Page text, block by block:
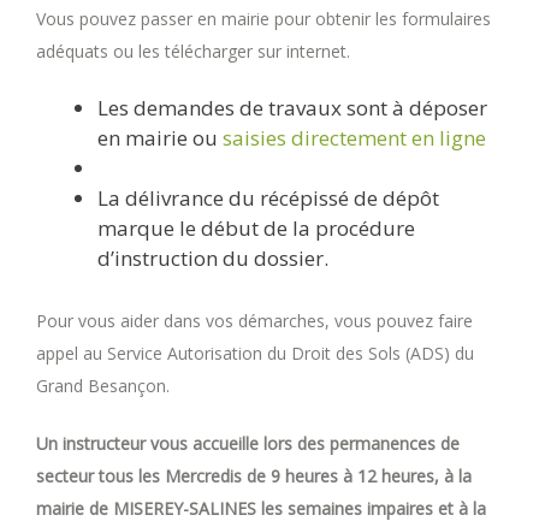
Vous pouvez passer en mairie pour obtenir les formulaires
adéquats ou les télécharger sur internet.
Les demandes de travaux sont à déposer
en mairie ou saisies directement en ligne
La délivrance du récépissé de dépôt
marque le début de la procédure
d’instruction du dossier.
Pour vous aider dans vos démarches, vous pouvez faire
appel au Service Autorisation du Droit des Sols (ADS) du
Grand Besançon.
Un instructeur vous accueille lors des permanences de
secteur tous les Mercredis de 9 heures à 12 heures, à la
mairie de MISEREY-SALINES les semaines impaires et à la